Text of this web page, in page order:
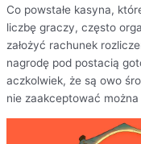
Co powstałe kasyna,
liczbę graczy, często
założyć rachunek
nagrodę pod postacią
aczkolwiek, że są owo
nie zaakceptować